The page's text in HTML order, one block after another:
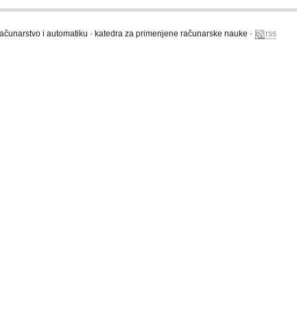
i automatiku · katedra za primenjene računarske nauke · rss